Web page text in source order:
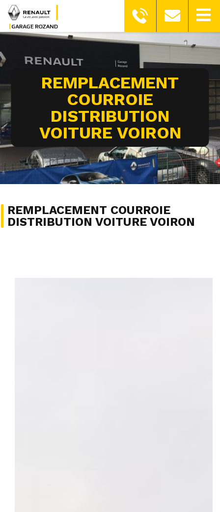
REMPLACEMENT
COURROIE
DISTRIBUTION
VOITURE VOIRON
REMPLACEMENT COURROIE
DISTRIBUTION VOITURE VOIRON